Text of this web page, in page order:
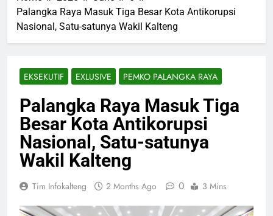
Palangka Raya Masuk Tiga Besar Kota Antikorupsi
Nasional, Satu-satunya Wakil Kalteng
EKSEKUTIF EXLUSIVE PEMKO PALANGKA RAYA
Palangka Raya Masuk Tiga
Besar Kota Antikorupsi
Nasional, Satu-satunya
Wakil Kalteng
Tim Infokalteng 2 Months Ago 0 3 Mins